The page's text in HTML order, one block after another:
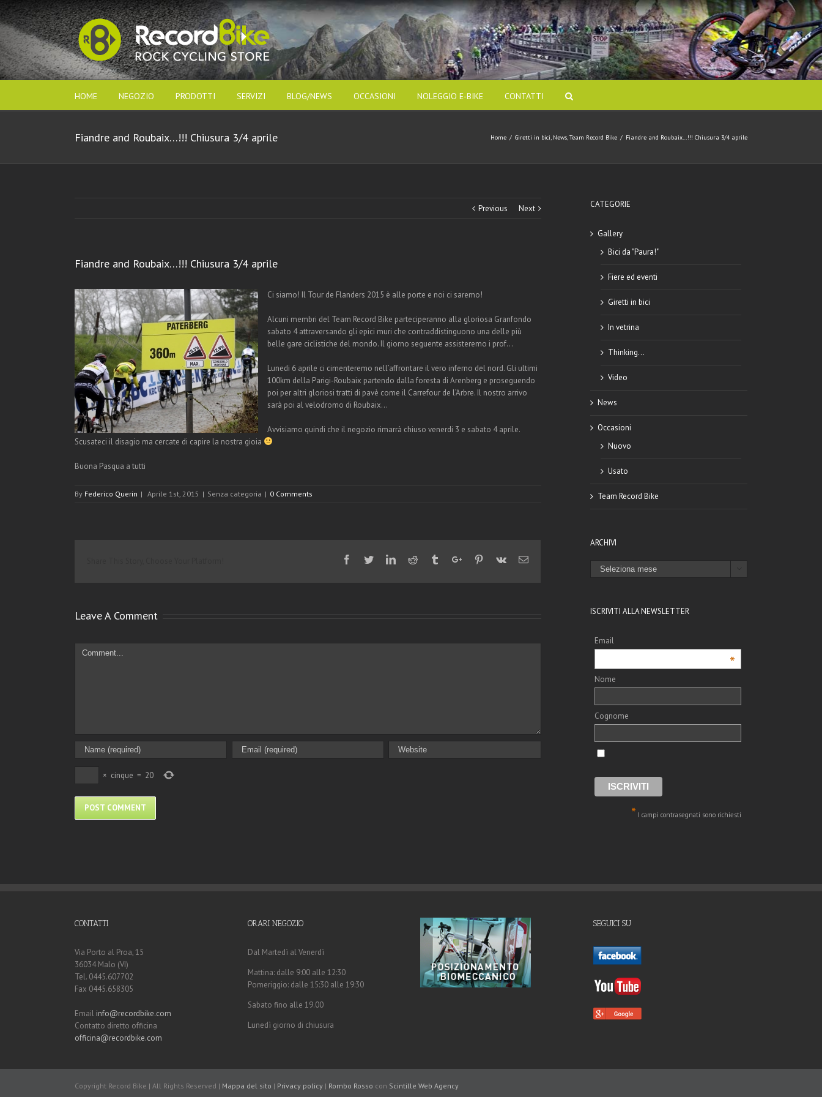
HOME NEGOZIO PRODOTTI SERVIZI BLOG/NEWS OCCASIONI NOLEGGIO E-BIKE CONTATTI
Fiandre and Roubaix…!!! Chiusura 3/4 aprile Home / Giretti in bici, News,Team Record Bike / Fiandre and Roubaix…!!! Chiusura 3/4 aprile
Previous Next
Fiandre and Roubaix…!!! Chiusura 3/4 aprile
Ci siamo! Il Tour de Flanders 2015 è alle porte e noi ci saremo!
Alcuni membri del Team Record Bike parteciperanno alla gloriosa Granfondo
sabato 4 attraversando gli epici muri che contraddistinguono una delle più
belle gare ciclistiche del mondo. Il giorno seguente assisteremo i prof…
Lunedi 6 aprile ci cimenteremo nell’affrontare il vero inferno del nord. Gli ultimi
100km della Parigi-Roubaix partendo dalla foresta di Arenberg e proseguendo
poi per altri gloriosi tratti di pavè come il Carrefour de l’Arbre. Il nostro arrivo
sarà poi al velodromo di Roubaix…
Avvisiamo quindi che il negozio rimarrà chiuso venerdi 3 e sabato 4 aprile.
Scusateci il disagio ma cercate di capire la nostra gioia
Buona Pasqua a tutti
By Federico Querin | Aprile 1st, 2015 | Senza categoria | 0 Comments
Facebook
TwitterLinkedinReddit TumblrGoogle+Pinterest
Vk Email
Leave A Comment
Comment
× cinque = 20
CATEGORIE
Gallery
Bici da "Paura!"
Fiere ed eventi
Giretti in bici
In vetrina
Thinking…
Video
News
Occasioni
Nuovo
Usato
Team Record Bike
ARCHIVI
ARCHIVI
ISCRIVITI ALLA NEWSLETTER
Email
*
Nome
Cognome
* I campi contrasegnati sono richiesti
CONTATTI
Via Porto al Proa, 15
36034 Malo (VI)
Tel. 0445.607702
Fax 0445.658305
Email info@recordbike.com
Contatto diretto officina
officina@recordbike.com
ORARI NEGOZIO
Dal Martedì al Venerdì
Mattina: dalle 9:00 alle 12:30
Pomeriggio: dalle 15:30 alle 19:30
Sabato fino alle 19.00
Lunedì giorno di chiusura
SEGUICI SU
Copyright Record Bike | All Rights Reserved | Mappa del sito | Privacy policy | Rombo Rosso con Scintille Web Agency